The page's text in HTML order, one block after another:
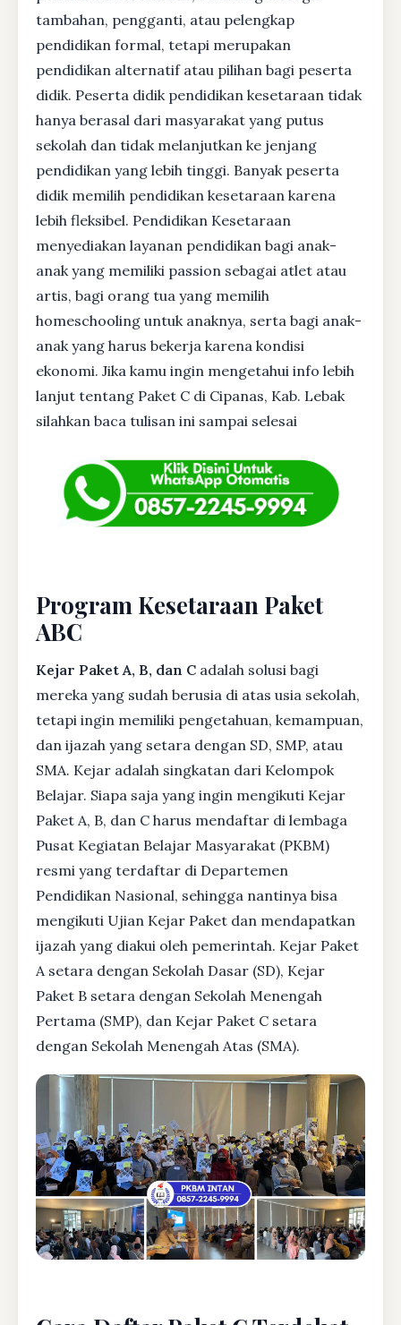
tambahan, pengganti, atau pelengkap
pendidikan formal, tetapi merupakan
pendidikan alternatif atau pilihan bagi peserta
didik. Peserta didik pendidikan kesetaraan tidak
hanya berasal dari masyarakat yang putus
sekolah dan tidak melanjutkan ke jenjang
pendidikan yang lebih tinggi. Banyak peserta
didik memilih pendidikan kesetaraan karena
lebih fleksibel. Pendidikan Kesetaraan
menyediakan layanan pendidikan bagi anak-
anak yang memiliki passion sebagai atlet atau
artis, bagi orang tua yang memilih
homeschooling untuk anaknya, serta bagi anak-
anak yang harus bekerja karena kondisi
ekonomi. Jika kamu ingin mengetahui info lebih
lanjut tentang Paket C di Cipanas, Kab. Lebak
silahkan baca tulisan ini sampai selesai
Program Kesetaraan Paket
ABC
Kejar Paket A, B, dan C adalah solusi bagi
mereka yang sudah berusia di atas usia sekolah,
tetapi ingin memiliki pengetahuan, kemampuan,
dan ijazah yang setara dengan SD, SMP, atau
SMA. Kejar adalah singkatan dari Kelompok
Belajar. Siapa saja yang ingin mengikuti Kejar
Paket A, B, dan C harus mendaftar di lembaga
Pusat Kegiatan Belajar Masyarakat (PKBM)
resmi yang terdaftar di Departemen
Pendidikan Nasional, sehingga nantinya bisa
mengikuti Ujian Kejar Paket dan mendapatkan
ijazah yang diakui oleh pemerintah. Kejar Paket
A setara dengan Sekolah Dasar (SD), Kejar
Paket B setara dengan Sekolah Menengah
Pertama (SMP), dan Kejar Paket C setara
dengan Sekolah Menengah Atas (SMA).